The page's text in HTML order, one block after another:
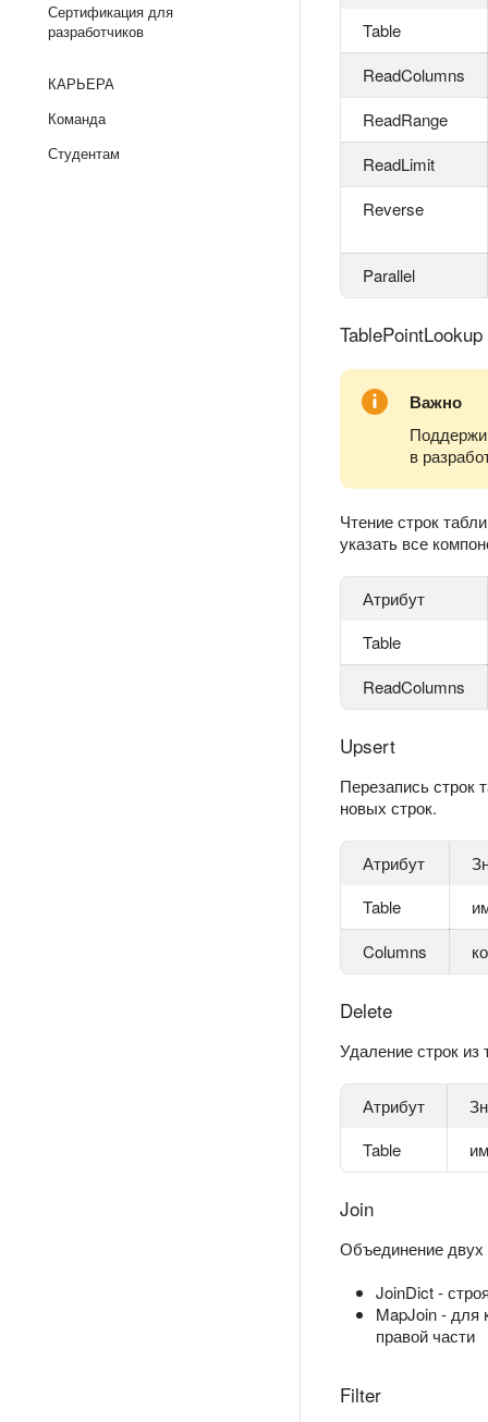
Сертификация для
разработчиков
КАРЬЕРА
Команда
Студентам
Table
ReadColumns
ReadRange
ReadLimit
Reverse
Parallel
TablePointLookup
Важно
в
Чтение строк
указать все
Атрибут
Table
ReadColumns
Upsert
Перезапись строк
новых строк.
Атрибут
Table
Columns
Delete
Удаление строк из
Атрибут
Table
Join
Объединение двух
JoinDict -
MapJoin - для
правой части
Filter